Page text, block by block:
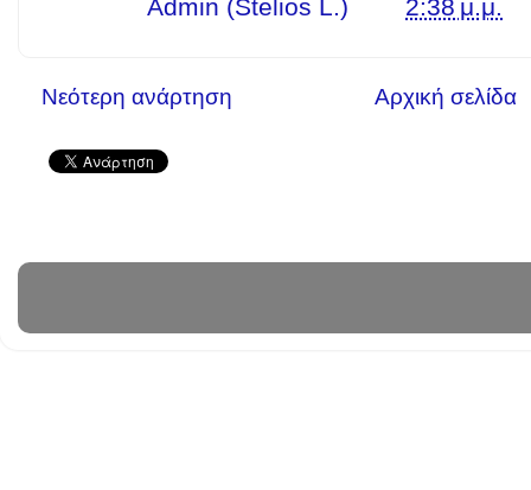
Admin (Stelios L.) 2:38 μ.μ.
Νεότερη ανάρτηση Αρχική σελίδα